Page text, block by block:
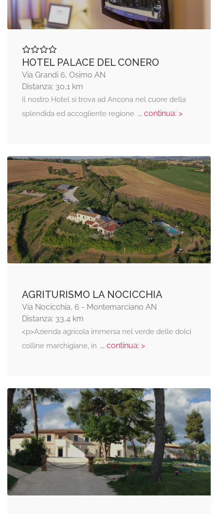
HOTEL PALACE DEL CONERO
Via Grandi 6, Osimo AN
Distanza: 30,1 km
Il nostro Hotel si trova ad Ancona nel cuore della
splendida ed accogliente regione... continua: >
AGRITURISMO LA NOCICCHIA
Via Nocicchia, 6 - Montemarciano AN
Distanza: 33,4 km
<p>Azienda agricola immersa nel verde delle dolci
colline marchigiane, in ... continua: >